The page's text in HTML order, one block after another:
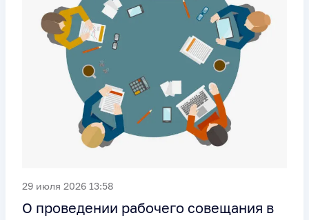
29 июля 2026 13:58
О проведении рабочего совещания в